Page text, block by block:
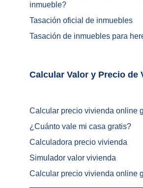
inmueble?
Tasación oficial de inmuebles
Tasación de inmuebles para
Calcular precio vivienda online
¿ Cuánto vale mi casa gratis?
Calculadora precio vivienda
Simulador valor vivienda
Calcular precio vivienda online